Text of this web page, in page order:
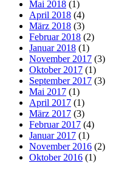
Mai 2018 (1)
April 2018 (4)
März 2018 (3)
Februar 2018 (2)
Januar 2018 (1)
November 2017 (3)
Oktober 2017 (1)
September 2017 (3)
Mai 2017 (1)
April 2017 (1)
März 2017 (3)
Februar 2017 (4)
Januar 2017 (1)
November 2016 (2)
Oktober 2016 (1)